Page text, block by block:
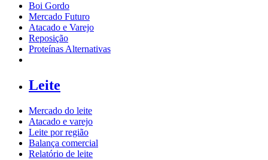
Boi Gordo
Mercado Futuro
Atacado e Varejo
Reposição
Proteínas Alternativas
Leite
Mercado do leite
Atacado e varejo
Leite por região
Balança comercial
Relatório de leite